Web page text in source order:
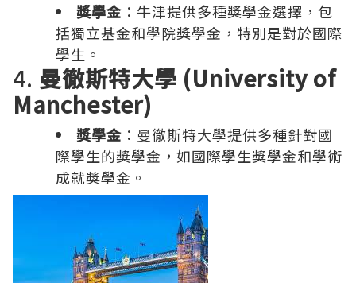
獎學金 ：牛津提供多種獎學金選擇，包
括獨立基金和學院獎學金，特別是對於國際
學生。
4. 曼徹斯特大學 (University of
Manchester)
獎學金 ：曼徹斯特大學提供多種針對國
際學生的獎學金，如國際學生獎學金和學術
成就獎學金。